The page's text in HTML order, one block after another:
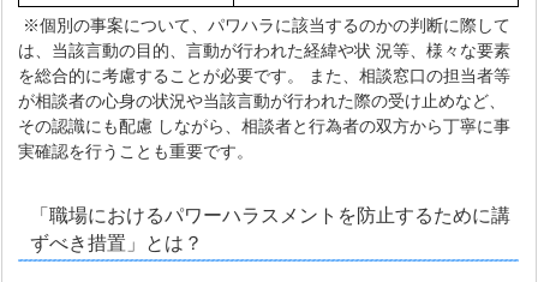
※個別の事案について、パワハラに該当するのかの判断に際して
は、当該言動の目的、言動が行われた経緯や状 況等、様々な要素
を総合的に考慮することが必要です。 また、相談窓口の担当者等
が相談者の心身の状況や当該言動が行われた際の受け止めなど、
その認識にも配慮 しながら、相談者と行為者の双方から丁寧に事
実確認を行うことも重要です。
「職場におけるパワーハラスメントを防止するために講
ずべき措置」とは？